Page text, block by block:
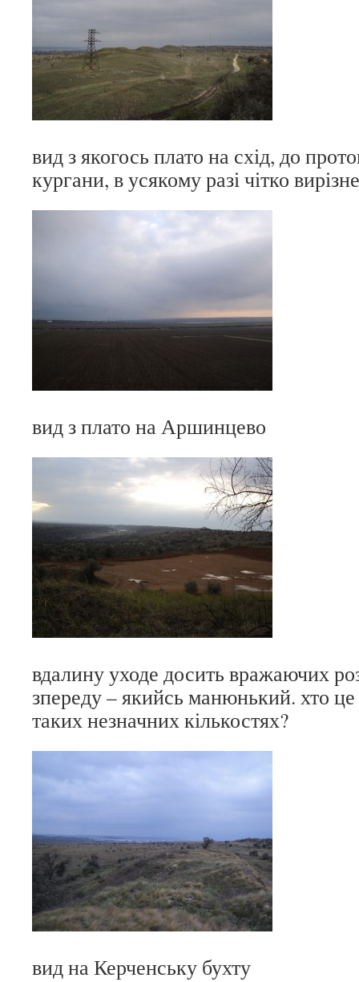
вид з якогось плато на схід, до
кургани, в усякому разі чітко
вид з плато на Аршинцево
вдалину уходе досить вражаючих
зпереду – якийсь манюнький. хто це
таких незначних кількостях?
вид на Керченську бухту